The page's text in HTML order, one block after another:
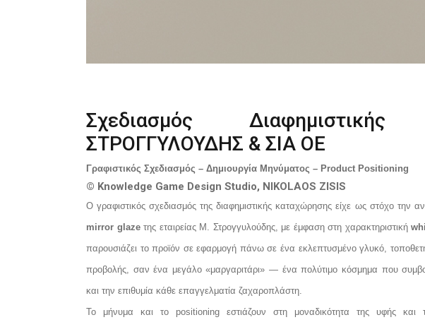
Σχεδιασμός
ΣΤΡΟΓΓΥΛΟΥΔΗΣ & ΣΙΑ ΟΕ
Γραφιστικός Σχεδιασμός – Δημιουργία Μηνύματος – Product Positioning
© Knowledge Game Design Studio, NIKOLAOS ZISIS
Ο γραφιστικός σχεδιασμός της διαφημιστικής καταχώρησης είχε ως στόχο την
mirror glazeτης εταιρείας Μ. Στρογγυλούδης, με έμφαση στη χαρακτηριστική
παρουσιάζει το προϊόν σε εφαρμογή πάνω σε ένα εκλεπτυσμένο γλυκό,
προβολής, σαν ένα μεγάλο «μαργαριτάρι» — ένα πολύτιμο κόσμημα που
και την επιθυμία κάθε επαγγελματία ζαχαροπλάστη.
Το μήνυμα και το positioning εστιάζουν στη μοναδικότητα της υφής και